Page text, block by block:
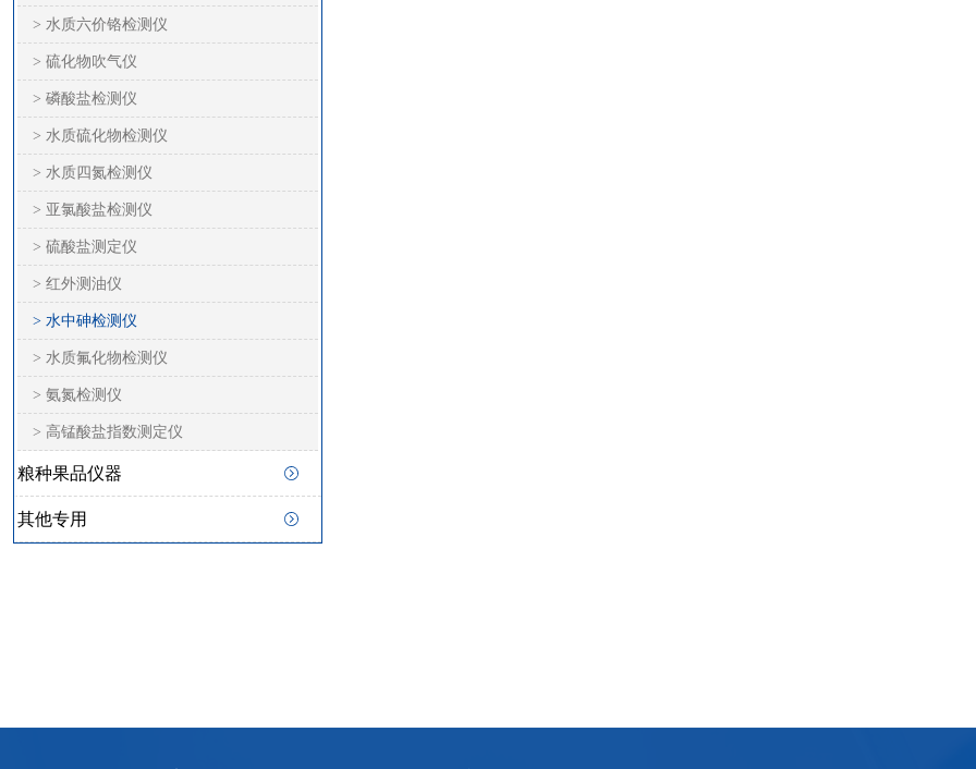
> 水质六价铬检测仪
> 硫化物吹气仪
> 磷酸盐检测仪
> 水质硫化物检测仪
> 水质四氮检测仪
> 亚氯酸盐检测仪
> 硫酸盐测定仪
> 红外测油仪
> 水中砷检测仪
> 水质氟化物检测仪
> 氨氮检测仪
> 高锰酸盐指数测定仪
粮种果品仪器
其他专用